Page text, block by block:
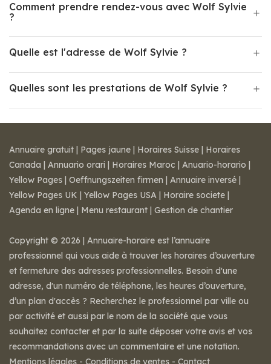
Comment prendre rendez-vous avec Wolf Sylvie
?
Quelle est l'adresse de Wolf Sylvie ?
Quelles sont les prestations de Wolf Sylvie ?
Annuaire gratuit | Pages jaune | Horaires Suisse | Horaires
Canada | Annuario orari | Horaires Maroc | Anuario-horario |
Yellow Pages | Oeffnungszeiten firmen | Annuaire inversé |
Yellow Pages UK | Yellow Pages USA | Horaire societe |
Agenda en ligne | Menu restaurant | Gestion de chantier
Copyright © 2026 | Annuaire-horaire est l’annuaire
professionnel qui vous aide à trouver les horaires d’ouverture
et fermeture des adresses professionnelles. Besoin d'une
adresse, d'un numéro de téléphone, les heures d’ouverture,
d’un plan d'accès ? Recherchez le professionnel par ville ou
par activité et aussi par le nom de la société que vous
souhaitez contacter et par la suite déposer votre avis et vos
recommandations avec un commentaire et une notation.
Mentions légales - Conditions de ventes - Contact